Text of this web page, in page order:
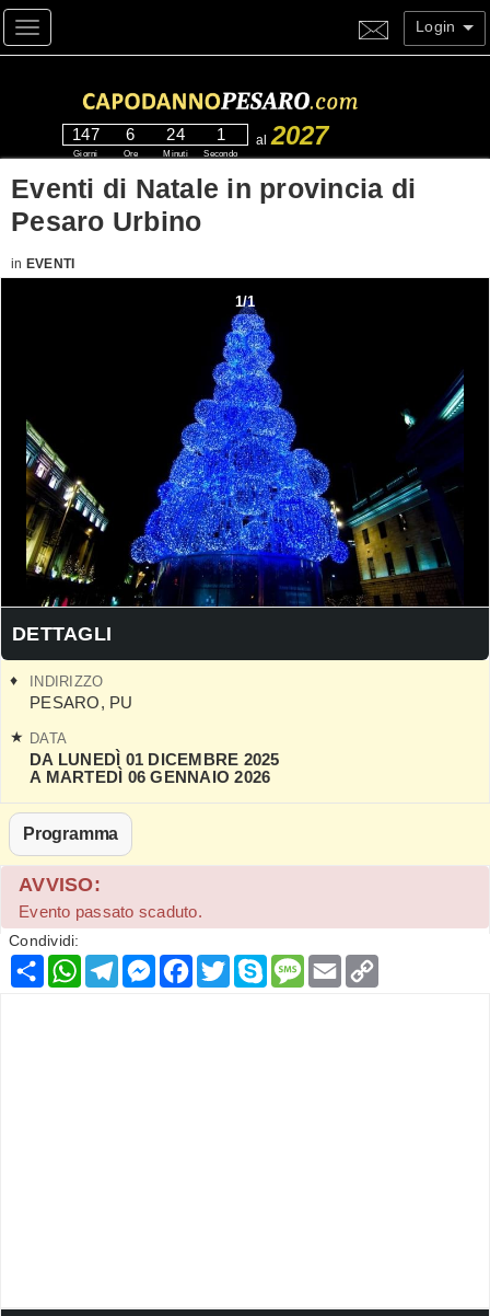
Toggle navigation Login
147
Giorni
6
Ore
24
Minuti
0
Secondi
al 2027
Eventi di Natale in provincia di
Pesaro Urbino
in EVENTI
1/1
DETTAGLI
INDIRIZZO
PESARO, PU
DATA
DA LUNEDÌ 01 DICEMBRE 2025
A MARTEDÌ 06 GENNAIO 2026
Programma
AVVISO:
Evento passato scaduto.
Condividi:
Condividi
WhatsApp
Telegram
Messenger
Facebook
TwitterSkypeMessage
Email